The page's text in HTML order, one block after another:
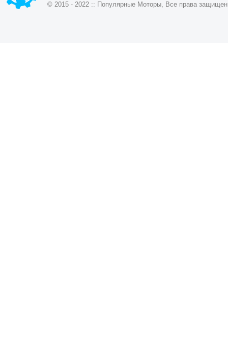
© 2015 - 2022 :: Популярные Моторы, Все права